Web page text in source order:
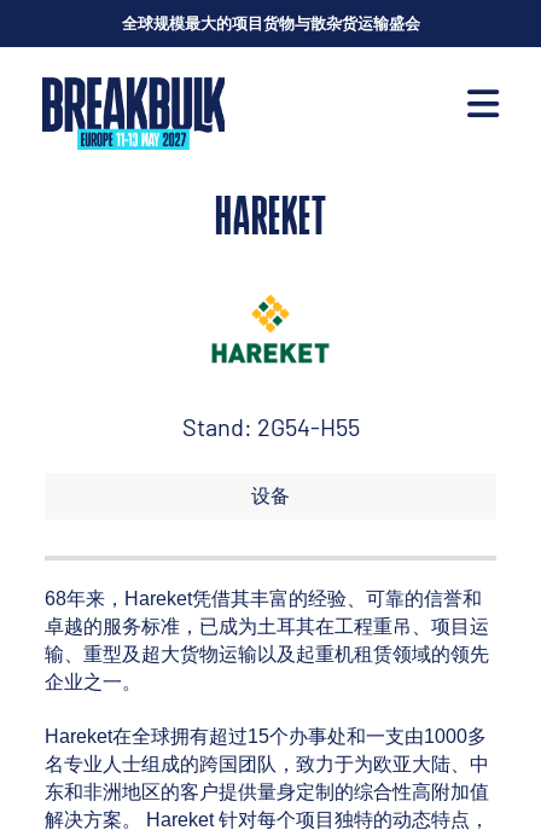
全球规模最大的项目货物与散杂货运输盛会
HAREKET
Stand: 2G54-H55
设备
68年来，Hareket凭借其丰富的经验、可靠的信誉和
卓越的服务标准，已成为土耳其在工程重吊、项目运
输、重型及超大货物运输以及起重机租赁领域的领先
企业之一。
Hareket在全球拥有超过15个办事处和一支由1000多
名专业人士组成的跨国团队，致力于为欧亚大陆、中
东和非洲地区的客户提供量身定制的综合性高附加值
解决方案。 Hareket 针对每个项目独特的动态特点，